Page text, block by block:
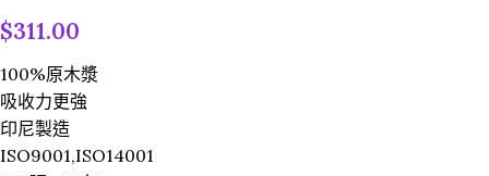
$311.00
100%原木漿
吸收力更強
印尼製造
ISO9001,ISO14001